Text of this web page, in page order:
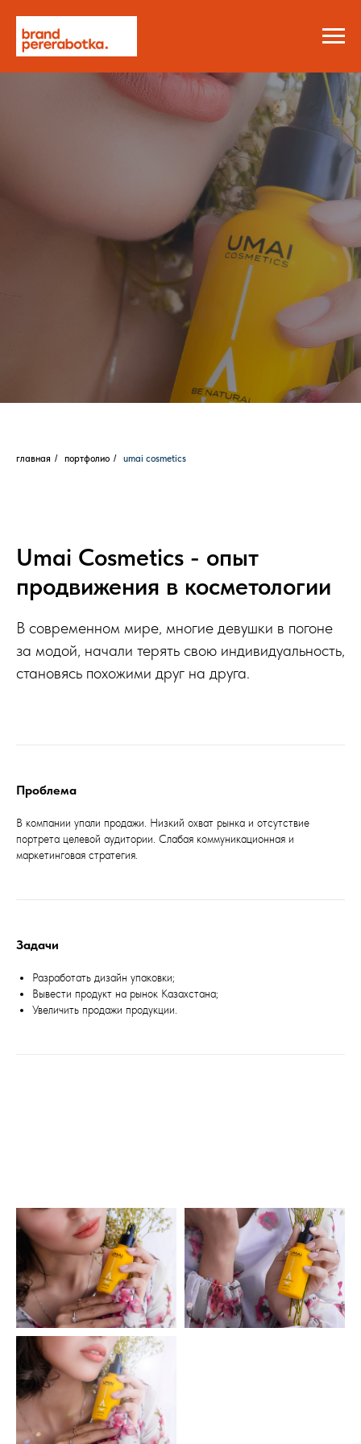
главная / портфолио / umai cosmetics
Umai Cosmetics - опыт
продвижения в косметологии
В современном мире, многие девушки в погоне
за модой, начали терять свою индивидуальность,
становясь похожими друг на друга.
Проблема
В компании упали продажи. Низкий охват рынка и отсутствие
портрета целевой аудитории. Слабая коммуникационная и
маркетинговая стратегия.
Задачи
Разработать дизайн упаковки;
Вывести продукт на рынок Казахстана;
Увеличить продажи продукции.